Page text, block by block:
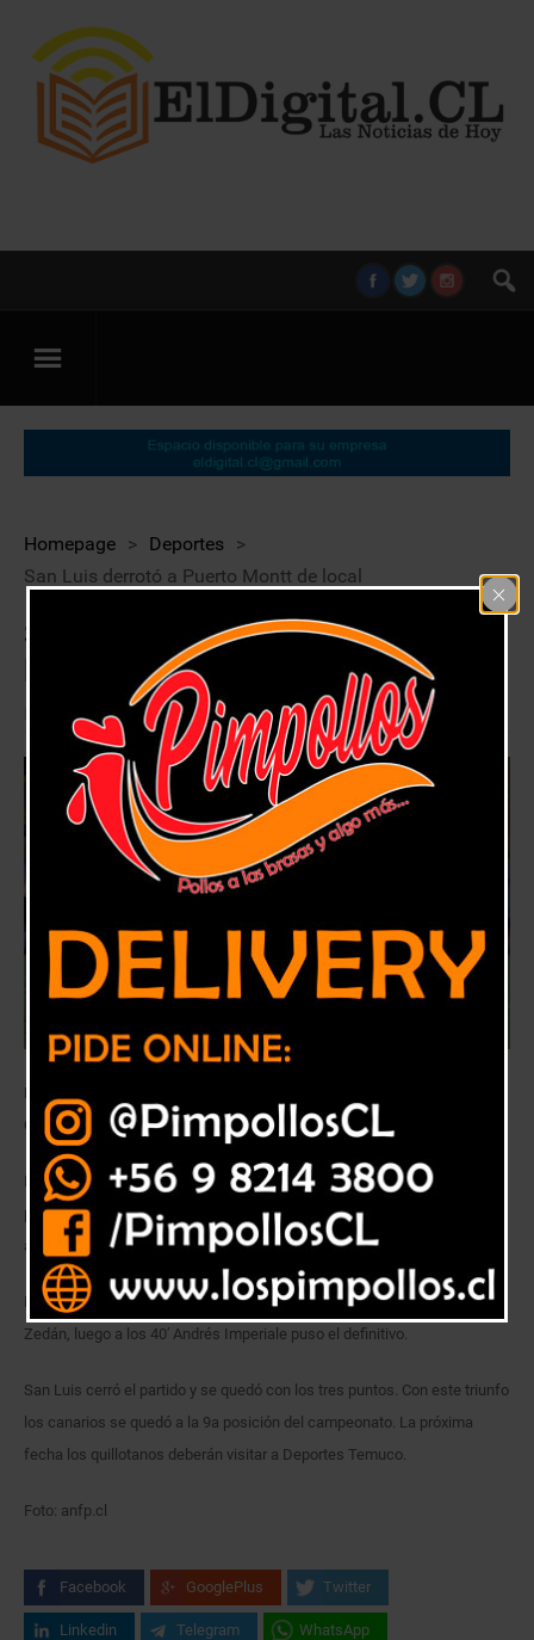
Homepage > Deportes >
San Luis derrotó a Puerto Montt de local
San Luis derrotó a Puerto Montt de
30 septiembre, 2020 Deportes
Luego de 4 fechas sin ganar, los canarios volvieron a los abrazos en
Quillota.
La necesidad de ganar se hacía clave, los canarios sumaron solo tres
puntos de 12 posibles. La motivación debía ser la clave para sacar
adelante el partido.
Los canarios comenzaron ganando a los 16′ con un gol de Nicolás
Zedán, luego a los 40′ Andrés Imperiale puso el definitivo.
San Luis cerró el partido y se quedó con los tres puntos. Con este triunfo
los canarios se quedó a la 9a posición del campeonato. La próxima
fecha los quillotanos deberán visitar a Deportes Temuco.
Foto: anfp.cl
Facebook GooglePlus Twitter
Linkedin Telegram WhatsApp